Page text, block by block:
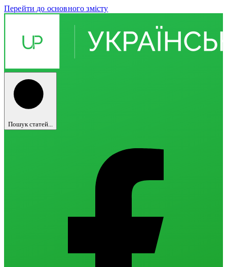
Перейти до основного змісту
Пошук статей...